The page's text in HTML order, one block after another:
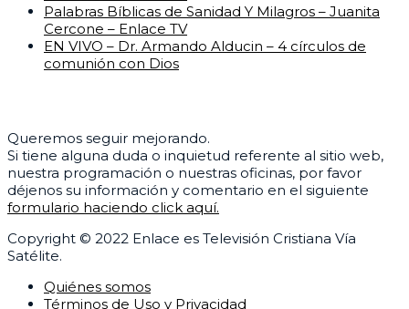
Palabras Bíblicas de Sanidad Y Milagros – Juanita
Cercone – Enlace TV
EN VIVO – Dr. Armando Alducin – 4 círculos de
comunión con Dios
Queremos seguir mejorando.
Si tiene alguna duda o inquietud referente al sitio web,
nuestra programación o nuestras oficinas, por favor
déjenos su información y comentario en el siguiente
formulario haciendo click aquí.
Copyright © 2022 Enlace es Televisión Cristiana Vía
Satélite.
Quiénes somos
Términos de Uso y Privacidad